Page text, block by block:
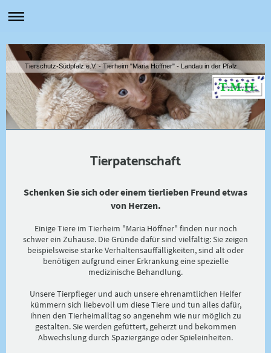
Tierschutz-Südpfalz e.V. - Tierheim "Maria Höffner" - Landau in der Pfalz
Tierpatenschaft
Schenken Sie sich oder einem tierlieben Freund etwas
von Herzen.
Einige Tiere im Tierheim "Maria Höffner" finden nur noch
schwer ein Zuhause. Die Gründe dafür sind vielfältig: Sie zeigen
beispielsweise starke Verhaltensauffälligkeiten, sind alt oder
benötigen aufgrund einer Erkrankung eine spezielle
medizinische Behandlung.
Unsere Tierpfleger und auch unsere ehrenamtlichen Helfer
kümmern sich liebevoll um diese Tiere und tun alles dafür,
ihnen den Tierheimalltag so angenehm wie nur möglich zu
gestalten. Sie werden gefüttert, geherzt und bekommen
Abwechslung durch Spaziergänge oder Spieleinheiten.